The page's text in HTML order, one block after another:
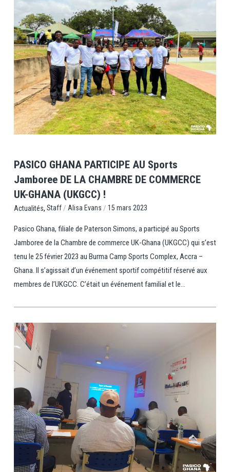
View Post
PASICO GHANA PARTICIPE AU Sports
Jamboree DE LA CHAMBRE DE COMMERCE
UK-GHANA (UKGCC) !
Actualités, Staff/ Alisa Evans / 15 mars 2023
Pasico Ghana, filiale de Paterson Simons, a participé au Sports
Jamboree de la Chambre de commerce UK-Ghana (UKGCC) qui s’est
tenu le 25 février 2023 au Burma Camp Sports Complex, Accra –
Ghana. Il s’agissait d’un événement sportif compétitif réservé aux
membres de l’UKGCC. C’était un événement familial et le...
View Post